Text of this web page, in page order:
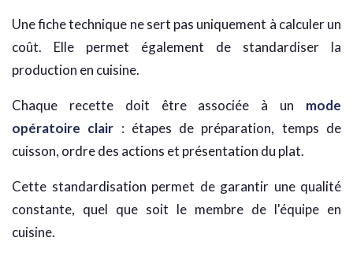
Une fiche technique ne sert pas uniquement à calculer un
coût. Elle permet également de standardiser la
production en cuisine.
Chaque recette doit être associée à un mode
opératoire clair : étapes de préparation, temps de
cuisson, ordre des actions et présentation du plat.
Cette standardisation permet de garantir une qualité
constante, quel que soit le membre de l'équipe en
cuisine.